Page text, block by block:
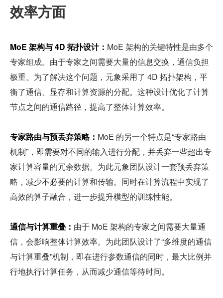
效率方面
MoE 架构与 4D 拓扑设计： MoE 架构的关键特性是由多个
专家组成。由于专家之间需要大量的信息交换，通信负担
极重。为了解决这个问题，元象采用了 4D 拓扑架构，平
衡了通信、显存和计算资源的分配。这种设计优化了计算
节点之间的通信路径，提高了整体计算效率。
专家路由与预丢弃策略： MoE 的另一个特点是“专家路由
机制”，即需要对不同的输入进行分配，并丢弃一些超出专
家计算容量的冗余数据。为此元象团队设计一套预丢弃策
略，减少不必要的计算和传输。同时在计算流程中实现了
高效的算子融合，进一步提升模型的训练性能。
通信与计算重叠： 由于 MoE 架构的专家之间需要大量通
信，会影响整体计算效率。为此团队设计了“多维度的通信
与计算重叠”机制，即在进行参数通信的同时，最大比例并
行地执行计算任务，从而减少通信等待时间。